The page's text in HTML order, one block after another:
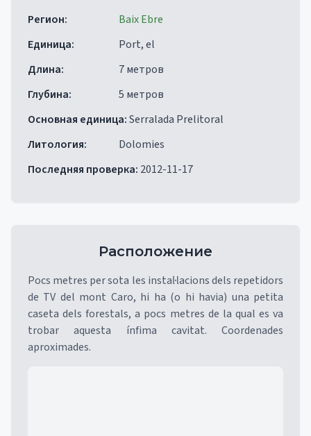
Регион:
Baix Ebre
Единица:
Port, el
Длина:
7 метров
Глубина:
5 метров
Основная единица:Serralada Prelitoral
Литология:
Dolomies
Последняя проверка: 2012-11-17
Расположение
Pocs metres per sota les instal·lacions dels repetidors
de TV del mont Caro, hi ha (o hi havia) una petita
caseta dels forestals, a pocs metres de la qual es va
trobar aquesta ínfima cavitat. Coordenades
aproximades.